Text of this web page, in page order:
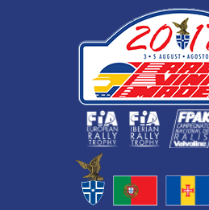
Passar para o conteúdo principal